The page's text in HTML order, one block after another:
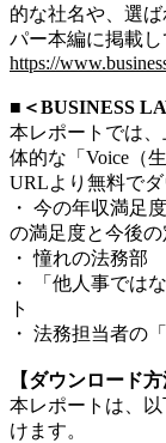
的な社名や、選
パー本編に掲載し
https://
■＜BUSINESS
本レポートでは
体的な「Voice（
URLより無料でダ
・ 今の年収満足
の満足度と今後の
・ 憧れの法務部
・ 「他人事では
ト
・ 法務担当者の
【ダウンロード方
本レポートは、
けます。